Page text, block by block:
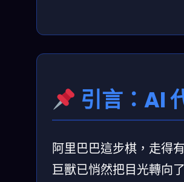
引言：AI
阿里巴巴這步棋，走得
巨獸已悄然把目光轉向